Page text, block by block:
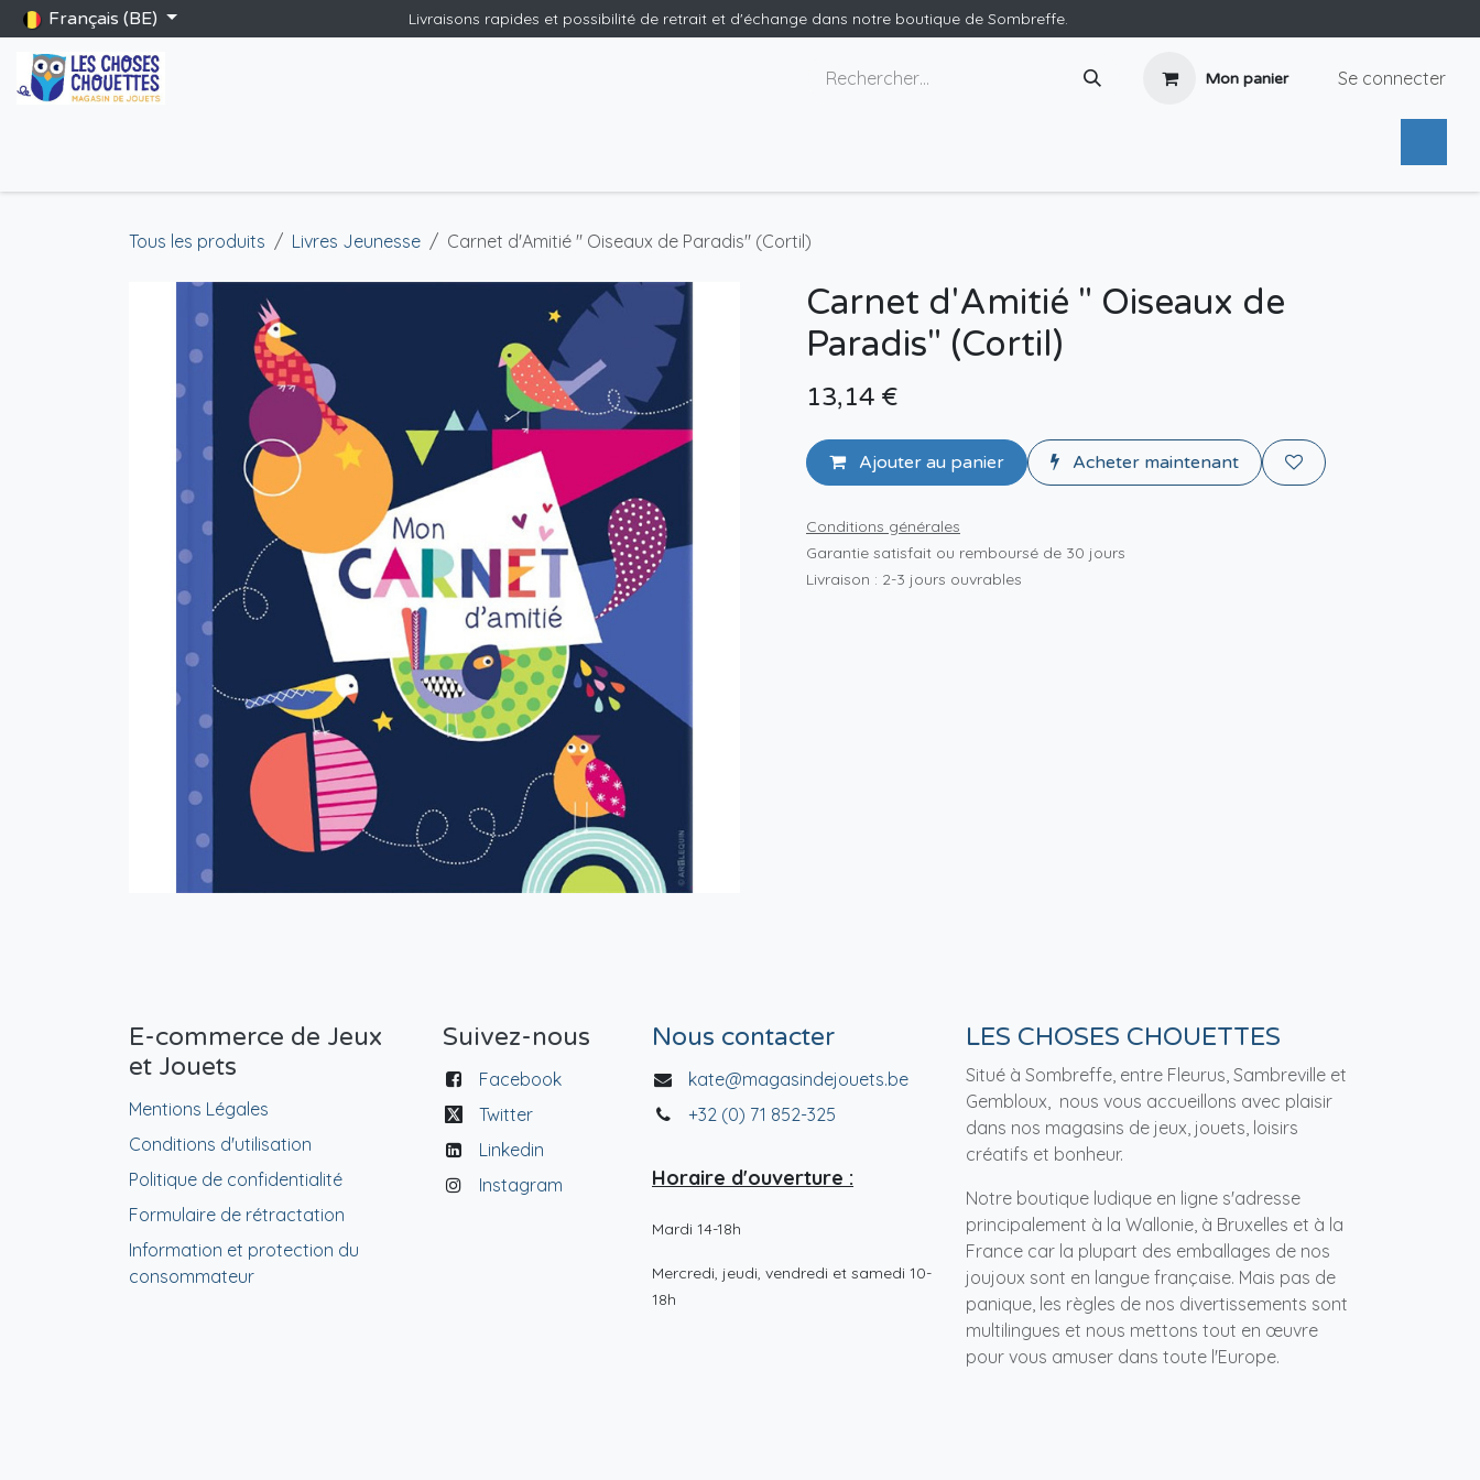
Se rendre au contenu
Français (BE) Livraisons rapides et possibilité de retrait et d'échange dans notre boutique de Sombreffe.
Mon panier Se connecter
Tous les produits Livres Jeunesse Carnet d'Amitié " Oiseaux de Paradis" (Cortil)
Carnet d'Amitié " Oiseaux de
Paradis" (Cortil)
13,14 €
Ajouter au panier Acheter maintenant
Conditions générales
Garantie satisfait ou remboursé de 30 jours
Livraison : 2-3 jours ouvrables
E-commerce de Jeux
et Jouets
Mentions Légales
Conditions d'utilisation
Politique de confidentialité
Formulaire de rétractation
Information et protection du
consommateur
Suivez-nous
Facebook
Twitter
Linkedin
Instagram
Nous contacter
kate@magasindejouets.be
+32 (0) 71 852-325
Horaire d'ouverture :
Mardi 14-18h
Mercredi, jeudi, vendredi et samedi 10-
18h
LES CHOSES CHOUETTES
Situé à Sombreffe, entre Fleurus, Sambreville et
Gembloux, nous vous accueillons avec plaisir
dans nos magasins de jeux, jouets, loisirs
créatifs et bonheur.
Notre boutique ludique en ligne s'adresse
principalement à la Wallonie, à Bruxelles et à la
France car la plupart des emballages de nos
joujoux sont en langue française. Mais pas de
panique, les règles de nos divertissements sont
multilingues et nous mettons tout en œuvre
pour vous amuser dans toute l'Europe.